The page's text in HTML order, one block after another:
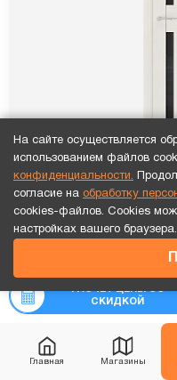
Главная Магазины
Точный расчет за
РАСЧЕТ ЦЕНЫ СО
СКИДКОЙ
ПО Queen 1
13 064₽
14 515 -10%
На сайте осуществляется
использованием файлов
конфиденциальности.
согласие на обработку
cookies-файлов. Cookies
настройках вашего браузера.